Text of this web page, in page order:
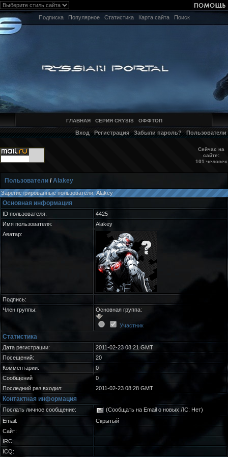
Подписка Популярное Статистика Карта сайта Поиск
ГЛАВНАЯ СЕРИЯ CRYSIS ОФФТОП
Вход Регистрация Забыли пароль? Пользователи
Сейчас на
сайте:
101 человек
Пользователи /Alakey
Зарегистрированные пользователи: Alakey
Основная информация
ID пользователя:
4425
Имя пользователя:
Alakey
Аватар:
Подпись:
Член группы:
Основная группа:
Участник
Статистика
Дата регистрации:
2011-02-23 08:21 GMT
Посещений:
20
Комментарии:
0
Сообщений
0
Последний раз входил:
2011-02-23 08:28 GMT
Контактная информация
Послать личное сообщение:
(Сообщать на Email о новых ЛС: Нет)
Email:
Скрытый
Сайт:
IRC:
ICQ: